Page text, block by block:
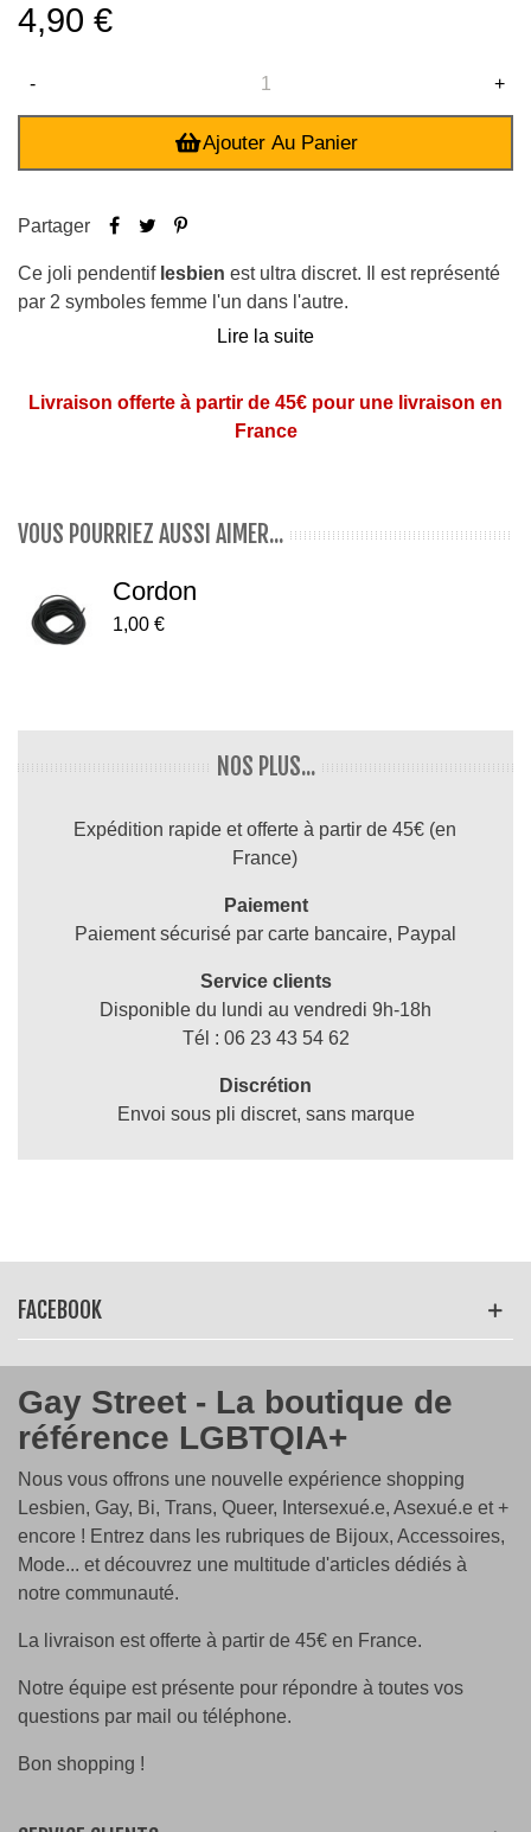
4,90 €
- +
Ajouter Au Panier
Partager
Ce joli pendentif lesbien est ultra discret. Il est représenté
par 2 symboles femme l'un dans l'autre.
: ce pendentif mesure 1,8 cm de haut et
Matière: en acier chirurgical (pas d'allergie)
Nous y ajoutons un petit anneau vous permettant de le
Lire la suite
Livraison offerte à partir de 45€ pour une livraison en
France
VOUS POURRIEZ AUSSI AIMER...
Cordon
1,00 €
NOS PLUS...
Expédition rapide et offerte à partir de 45€ (en
France)
Paiement
Paiement sécurisé par carte bancaire, Paypal
Service clients
Disponible du lundi au vendredi 9h-18h
Tél : 06 23 43 54 62
Discrétion
Envoi sous pli discret, sans marque
FACEBOOK
Gay Street - La boutique de
référence LGBTQIA+
Nous vous offrons une nouvelle expérience shopping
Lesbien, Gay, Bi, Trans, Queer, Intersexué.e, Asexué.e et +
encore ! Entrez dans les rubriques de Bijoux, Accessoires,
Mode... et découvrez une multitude d'articles dédiés à
notre communauté.
La livraison est offerte à partir de 45€ en France.
Notre équipe est présente pour répondre à toutes vos
questions par mail ou téléphone.
Bon shopping !